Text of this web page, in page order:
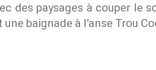
des paysages à couper le
baignade à l’anse Trou